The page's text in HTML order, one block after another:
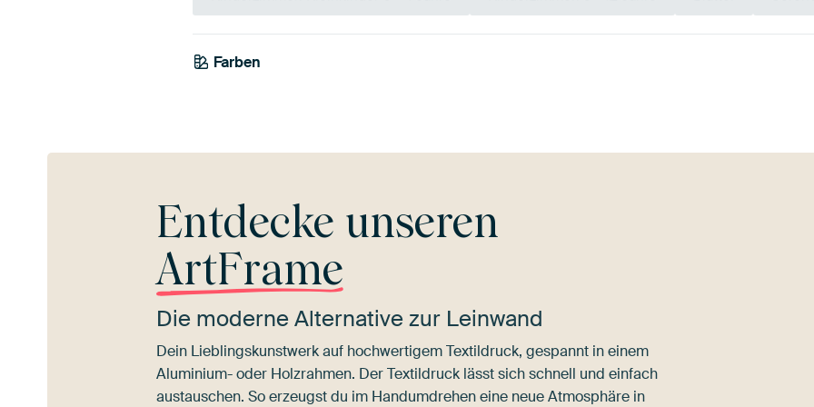
Farben
Beige
Entdecke unseren
ArtFrame
Die moderne Alternative zur Leinwand
Dein Lieblingskunstwerk auf hochwertigem Textildruck, gespannt in einem
Aluminium- oder Holzrahmen. Der Textildruck lässt sich schnell und einfach
austauschen. So erzeugst du im Handumdrehen eine neue Atmosphäre in